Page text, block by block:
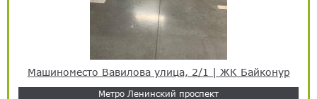
Машиноместо Вавилова улица, 2/1 | ЖК Байконур
Метро Ленинский проспект